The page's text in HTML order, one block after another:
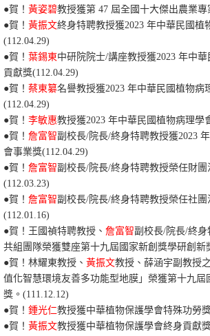
●賀！ 黃姿碧教授獲第 47 屆全國十大傑出農業專
●賀！ 黃振文終身特聘教授獲2023 年中華民國植
(112.04.29)
●賀！ 葉錫東中研院院士/講座教授獲2023 年中華
貢獻獎(112.04.29)
●賀！ 蔡東纂名譽教授獲2023 年中華民國植物病
(112.04.29)
●賀！ 李敏惠教授獲2023 年中華民國植物病理學
●賀！ 詹富智副校長/院長/終身特聘教授獲2023 年
會事業獎(112.04.29)
●賀！ 詹富智副校長/院長/終身特聘教授榮任財
(112.03.23)
●賀 ！ 詹富智副校長/院長/終身特聘教授榮任社
(112.01.16)
●賀 ！ 王國禎特聘教授、 詹富智副校長/院長/終身
共組團隊榮獲雙座第十九屆國家新創獎學研創新
●賀 ！ 林耀東教授、 黃振文教授、薛涵宇副教授
值化智慧環境友善多功能型地膜」榮獲第十九屆
獎。(111.12.12)
●賀 ！ 鍾光仁教授獲中華植物保護學會特殊功勞
●賀 ！ 黃振文教授獲中華植物保護學會終身貢獻